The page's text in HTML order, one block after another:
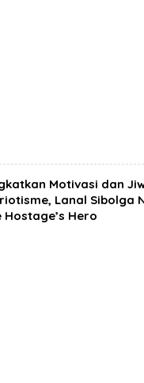
Motivasi dan
Lanal Sibolga
Hostage’s Hero